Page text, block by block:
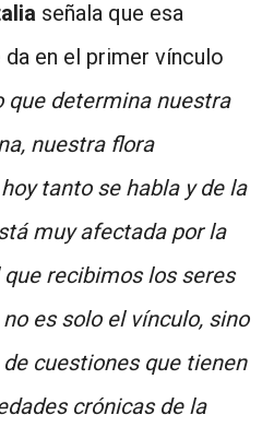
señala que esa
en el primer vínculo
que determina nuestra
nuestra flora
tanto se habla y de la
muy afectada por la
recibimos los seres
es solo el vínculo, sino
cuestiones que tienen
crónicas de la